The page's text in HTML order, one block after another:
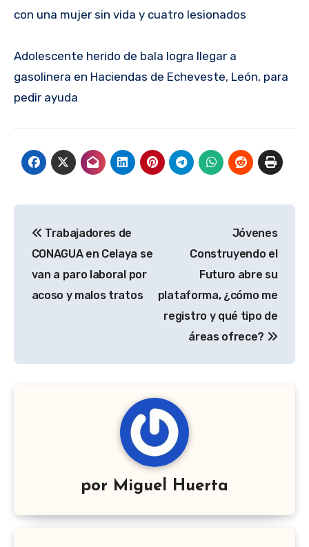
con una mujer sin vida y cuatro lesionados
Adolescente herido de bala logra llegar a
gasolinera en Haciendas de Echeveste, León, para
pedir ayuda
de
entradas
Trabajadores de
CONAGUA en Celaya se
van a paro laboral por
acoso y malos tratos
Jóvenes
Construyendo el
Futuro abre su
plataforma, ¿cómo me
registro y qué tipo de
áreas ofrece?
por Miguel Huerta